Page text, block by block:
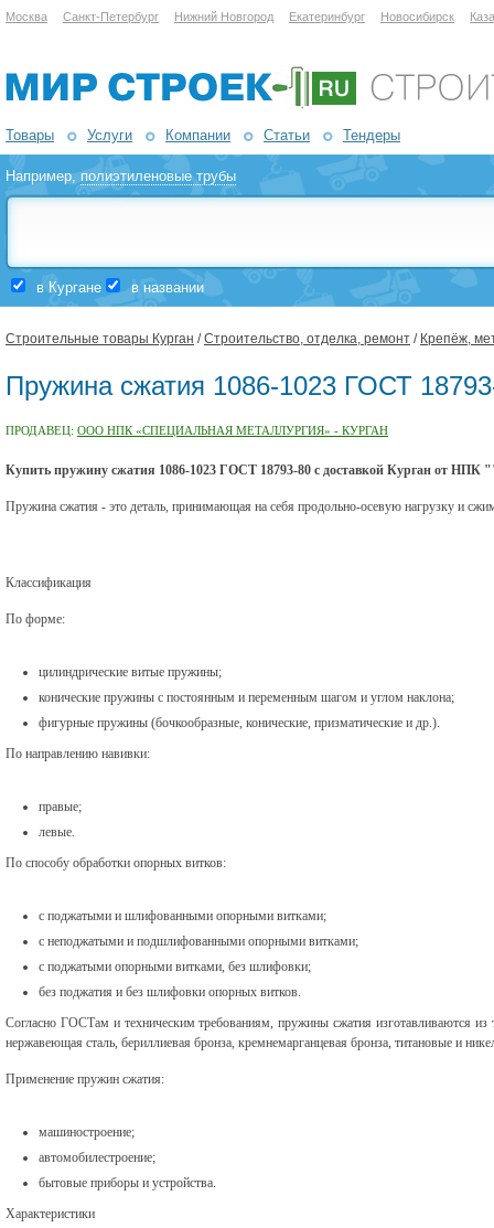
Москва Санкт-Петербург Нижний Новгород Екатеринбург Новосибирск
Товары Услуги Компании Статьи Тендеры
Например,полиэтиленовые трубы
в Кургане в названии
Строительные товары Курган /Строительство, отделка, ремонт / Крепёж,
Пружина сжатия 1086-1023 ГОСТ
ПРОДАВЕЦ: ООО НПК «СПЕЦИАЛЬНАЯ МЕТАЛЛУРГИЯ» - КУРГАН
Купить пружину сжатия 1086-1023 ГОСТ 18793-80 с доставкой Курган от
Пружина сжатия - это деталь, принимающая на себя продольно-осевую нагрузку и
Классификация
По форме:
цилиндрические витые пружины;
конические пружины с постоянным и переменным шагом и углом наклона;
фигурные пружины (бочкообразные, конические, призматические и др.).
По направлению навивки:
правые;
левые.
По способу обработки опорных витков:
с поджатыми и шлифованными опорными витками;
с неподжатыми и подшлифованными опорными витками;
с поджатыми опорными витками, без шлифовки;
без поджатия и без шлифовки опорных витков.
Согласно ГОСТам и техническим требованиям, пружины сжатия изготавливаются из
нержавеющая сталь, бериллиевая бронза, кремнемарганцевая бронза, титановые и
Применение пружин сжатия:
машиностроение;
автомобилестроение;
бытовые приборы и устройства.
Характеристики